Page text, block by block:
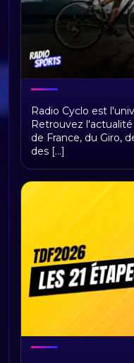
Bienvenue sur
univers vélo
Radio Cyclo est
Retrouvez
de France, du Giro,
des [...]